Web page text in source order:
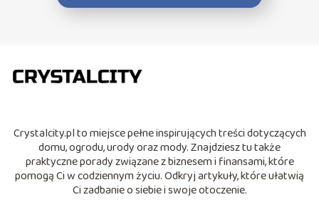
Crystalcity.pl to miejsce pełne inspirujących treści dotyczących
domu, ogrodu, urody oraz mody. Znajdziesz tu także
praktyczne porady związane z biznesem i finansami, które
pomogą Ci w codziennym życiu. Odkryj artykuły, które ułatwią
Ci zadbanie o siebie i swoje otoczenie.